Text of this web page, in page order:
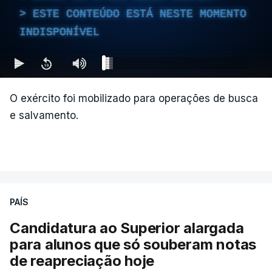
entrevista à Rádio Caracol.
feridos e 61 prédios desabaram.
Na cidade de Cali, pelo menos 20 prédios
desabaram, com várias pessoas presas nos
ESTE CONTEÚDO ESTÁ NESTE MOMENTO
INDISPONÍVEL
O exército foi mobilizado para operações de busca
e salvamento.
PAÍS
Candidatura ao Superior alargada
para alunos que só souberam notas
de reapreciação hoje